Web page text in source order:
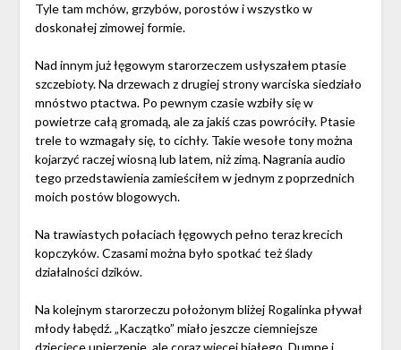
Tyle tam mchów, grzybów, porostów i wszystko w
doskonałej zimowej formie.
Nad innym już łęgowym starorzeczem usłyszałem ptasie
szczebioty. Na drzewach z drugiej strony warciska siedziało
mnóstwo ptactwa. Po pewnym czasie wzbiły się w
powietrze całą gromadą, ale za jakiś czas powróciły. Ptasie
trele to wzmagały się, to cichły. Takie wesołe tony można
kojarzyć raczej wiosną lub latem, niż zimą. Nagrania audio
tego przedstawienia zamieściłem w jednym z poprzednich
moich postów blogowych.
Na trawiastych połaciach łęgowych pełno teraz krecich
kopczyków. Czasami można było spotkać też ślady
działalności dzików.
Na kolejnym starorzeczu położonym bliżej Rogalinka pływał
młody łabędź. „Kaczątko” miało jeszcze ciemniejsze